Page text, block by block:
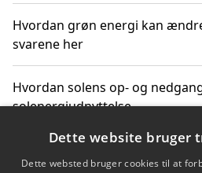
Hvordan grøn energi kan
svarene her
Hvordan solens op- og
solenergiudnyttelse
Hvordan du får svar på
vedvarende energikilder
Dette website bruger
Dette websted bruger cookies til at